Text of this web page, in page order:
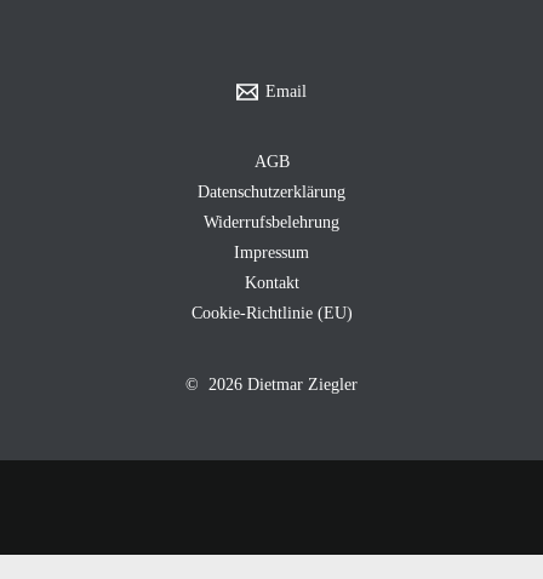
Email
AGB
Datenschutzerklärung
Widerrufsbelehrung
Impressum
Kontakt
Cookie-Richtlinie (EU)
© 2026 Dietmar Ziegler